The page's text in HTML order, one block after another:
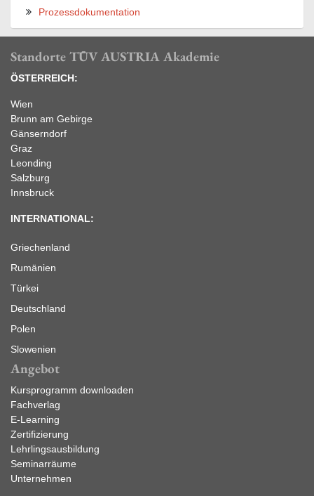
Prozessdokumentation
Standorte TÜV AUSTRIA Akademie
ÖSTERREICH:
Wien
Brunn am Gebirge
Gänserndorf
Graz
Leonding
Salzburg
Innsbruck
INTERNATIONAL:
Griechenland
Rumänien
Türkei
Deutschland
Polen
Slowenien
Angebot
Kursprogramm downloaden
Fachverlag
E-Learning
Zertifizierung
Lehrlingsausbildung
Seminarräume
Unternehmen